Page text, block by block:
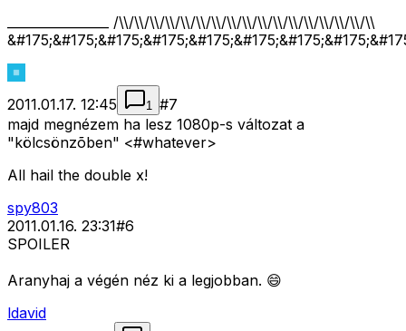
________________ /\\/\\/\\/\\/\\/\\/\\/\\/\\/\\/\\/\\/\\/\\/\\/\\/\\
2011.01.17. 12:45 1 #7
majd megnézem ha lesz 1080p-s változat a
"kölcsönzõben" <#whatever>
All hail the double x!
spy803
2011.01.16. 23:31#6
SPOILER
Aranyhaj a végén néz ki a legjobban. 😄
ldavid